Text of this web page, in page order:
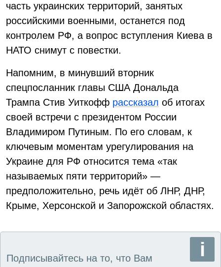
часть украинских территорий, занятых
российскими военными, останется под
контролем РФ, а вопрос вступления Киева в
НАТО снимут с повестки.
Напомним, в минувший вторник
спецпосланник главы США Дональда
Трампа Стив Уиткофф рассказал об итогах
своей встречи с президентом России
Владимиром Путиным. По его словам, к
ключевым моментам урегулирования на
Украине для РФ относится тема «так
называемых пяти территорий» —
предположительно, речь идёт об ЛНР, ДНР,
Крыме, Херсонской и Запорожской областях.
Подписывайтесь на то, что Вам